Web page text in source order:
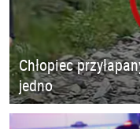
Chłopiec
jedno